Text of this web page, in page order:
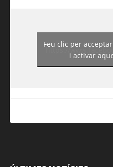
https://
Feu clic per
i activar